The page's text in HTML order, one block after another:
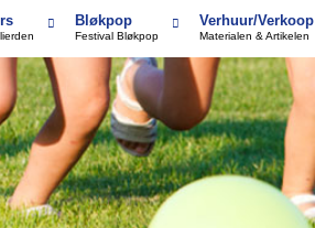
Bløkpop
Festival Bløkpop
Verhuur/Verkoop
Materialen & Artikelen